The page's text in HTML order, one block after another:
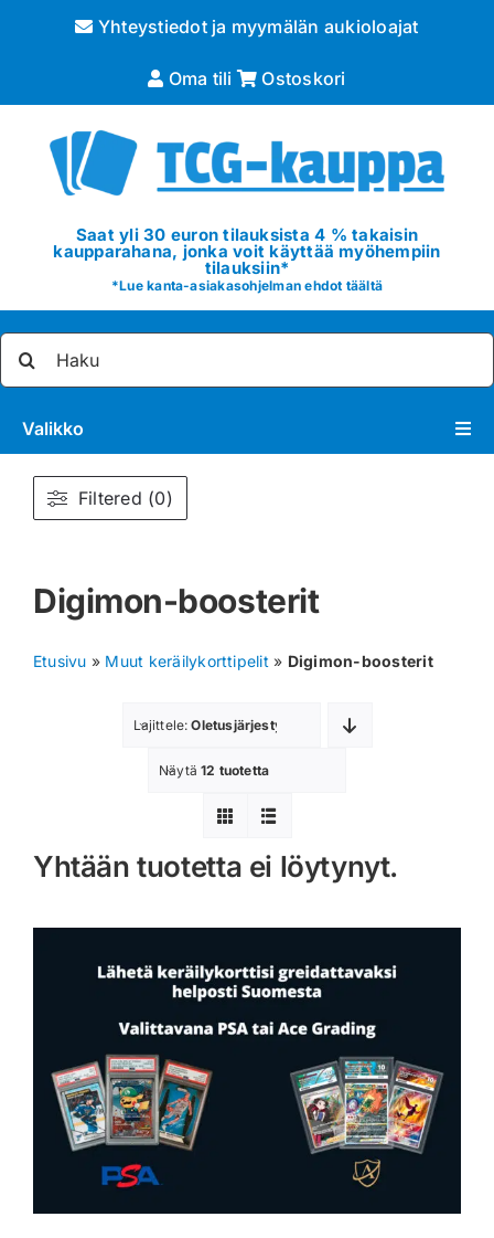
Yhteystiedot ja myymälän aukioloajat
Oma tili Ostoskori
Saat yli 30 euron tilauksista 4 % takaisin
kaupparahana, jonka voit käyttää myöhempiin
tilauksiin*
*Lue kanta-asiakasohjelman ehdot täältä
Valikko
Pokémon
Tarvikkeet
Rip & Ship
Greidauspalvelu
Digimon-boosterit
Etusivu » Muut keräilykorttipelit » Digimon-boosterit
Lajittele:Oletusjärjestys
Näytä12 tuotetta
Yhtään tuotetta ei löytynyt.
Filtered (0)